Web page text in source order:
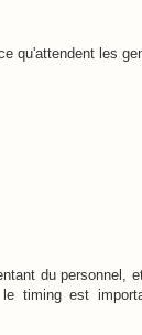
qu'attendent les
du personnel,
timing est